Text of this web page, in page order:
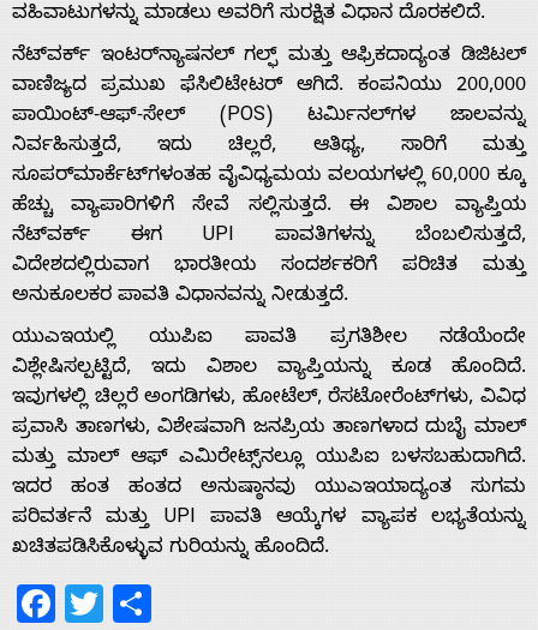
Home
About
Us
Advertise
With
s
ವಹಿವಾಟುಗಳನ್ನು ಮಾಡಲು ಅವರಿಗೆ ಸುರಕ್ಷಿತ ವಿಧಾನ ದೊರಕಲಿದೆ.
ನೆಟ್‌ವರ್ಕ್ ಇಂಟರ್‌ನ್ಯಾಷನಲ್ ಗಲ್ಫ್ ಮತ್ತು ಆಫ್ರಿಕದಾದ್ಯಂತ ಡಿಜಿಟಲ್
ವಾಣಿಜ್ಯದ ಪ್ರಮುಖ ಫೆಸಿಲಿಟೇಟರ್ ಆಗಿದೆ. ಕಂಪನಿಯು 200,000
ಪಾಯಿಂಟ್-ಆಫ್-ಸೇಲ್ (POS) ಟರ್ಮಿನಲ್‌ಗಳ ಜಾಲವನ್ನು
ನಿರ್ವಹಿಸುತ್ತದೆ, ಇದು ಚಿಲ್ಲರೆ, ಆತಿಥ್ಯ, ಸಾರಿಗೆ ಮತ್ತು
ಸೂಪರ್‌ಮಾರ್ಕೆಟ್‌ಗಳಂತಹ ವೈವಿಧ್ಯಮಯ ವಲಯಗಳಲ್ಲಿ 60,000 ಕ್ಕೂ
ಹೆಚ್ಚು ವ್ಯಾಪಾರಿಗಳಿಗೆ ಸೇವೆ ಸಲ್ಲಿಸುತ್ತದೆ. ಈ ವಿಶಾಲ ವ್ಯಾಪ್ತಿಯ
ನೆಟ್‌ವರ್ಕ್ ಈಗ UPI ಪಾವತಿಗಳನ್ನು ಬೆಂಬಲಿಸುತ್ತದೆ,
ವಿದೇಶದಲ್ಲಿರುವಾಗ ಭಾರತೀಯ ಸಂದರ್ಶಕರಿಗೆ ಪರಿಚಿತ ಮತ್ತು
ಅನುಕೂಲಕರ ಪಾವತಿ ವಿಧಾನವನ್ನು ನೀಡುತ್ತದೆ.
ಯುಎಇಯಲ್ಲಿ ಯುಪಿಐ ಪಾವತಿ ಪ್ರಗತಿಶೀಲ ನಡೆಯೆಂದೇ
ವಿಶ್ಲೇಷಿಸಲ್ಪಟ್ಟಿದೆ, ಇದು ವಿಶಾಲ ವ್ಯಾಪ್ತಿಯನ್ನು ಕೂಡ ಹೊಂದಿದೆ.
ಇವುಗಳಲ್ಲಿ ಚಿಲ್ಲರೆ ಅಂಗಡಿಗಳು, ಹೋಟೆಲ್‌, ರೆಸಟೋರೆಂಟ್‌ಗಳು, ವಿವಿಧ
ಪ್ರವಾಸಿ ತಾಣಗಳು, ವಿಶೇಷವಾಗಿ ಜನಪ್ರಿಯ ತಾಣಗಳಾದ ದುಬೈ ಮಾಲ್
ಮತ್ತು ಮಾಲ್ ಆಫ್ ಎಮಿರೇಟ್ಸ್‌ನಲ್ಲೂ ಯುಪಿಐ ಬಳಸಬಹುದಾಗಿದೆ.
ಇದರ ಹಂತ ಹಂತದ ಅನುಷ್ಠಾನವು ಯುಎಇಯಾದ್ಯಂತ ಸುಗಮ
ಪರಿವರ್ತನೆ ಮತ್ತು UPI ಪಾವತಿ ಆಯ್ಕೆಗಳ ವ್ಯಾಪಕ ಲಭ್ಯತೆಯನ್ನು
ಖಚಿತಪಡಿಸಿಕೊಳ್ಳುವ ಗುರಿಯನ್ನು ಹೊಂದಿದೆ.
Facebook
Twitter